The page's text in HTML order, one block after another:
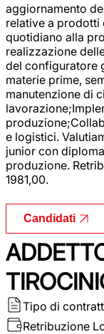
aggiornamento
relative a prodotti
quotidiano alla
realizzazione
del configuratore
materie prime,
manutenzione di
e logistici.
junior con
produzione.
1981,00.
Candidati
Tipo di
Retribuzione